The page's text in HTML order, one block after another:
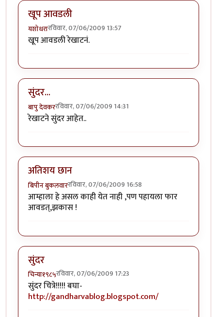
खूप आवडली
यशोधरारविवार, 07/06/2009 13:57
खूप आवडली रेखाटनं.
सुंदर...
बापु देवकररविवार, 07/06/2009 14:31
रेखाटने सुंदर आहेत..
अतिशय छान
बिपीन बुकलवाररविवार, 07/06/2009 16:58
आम्हाला हे असल काही येत नाही ,पण पहायला फार
आवडत्,झकास !
सुंदर
चिन्या१९८५रविवार, 07/06/2009 17:23
सुंदर चित्रे!!!!! बघा-
http://gandharvablog.blogspot.com/